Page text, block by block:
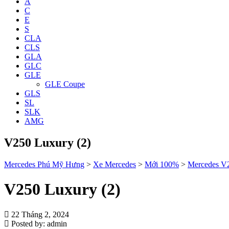
C
E
S
CLA
CLS
GLA
GLC
GLE
GLE Coupe
GLS
SL
SLK
AMG
V250 Luxury (2)
Mercedes Phú Mỹ Hưng > Xe Mercedes > Mới 100% > Mercedes
V250 Luxury (2)
22 Tháng 2, 2024
Posted by: admin